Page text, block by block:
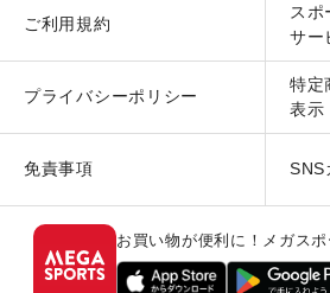
ご利用規約
スポ
サー
プライバシーポリシー
特定
表示
免責事項 SNS
お買い物が便利に！メガス